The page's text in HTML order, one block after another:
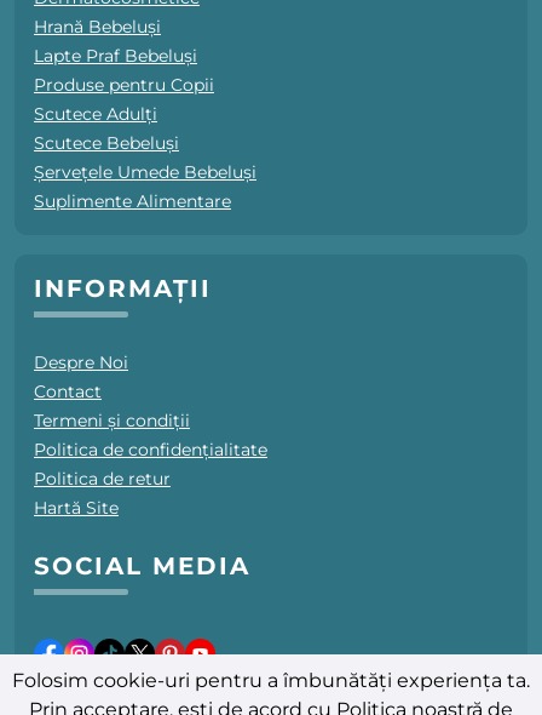
Hrană Bebeluși
Lapte Praf Bebeluși
Produse pentru Copii
Scutece Adulți
Scutece Bebeluși
Șervețele Umede Bebeluși
Suplimente Alimentare
INFORMAȚII
Despre Noi
Contact
Termeni și condiții
Politica de confidențialitate
Politica de retur
Hartă Site
SOCIAL MEDIA
Folosim cookie-uri pentru a îmbunătăți experiența ta.
Prin acceptare, ești de acord cu Politica noastră de